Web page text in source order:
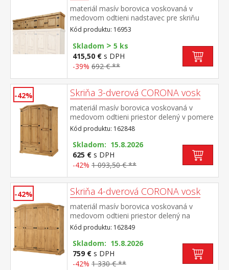
materiál masív borovica voskovaná v
medovom odtieni nadstavec pre skriňu
162819 súčasť zostavy Corona
Kód produktu: 16953
Skladom > 5 ks
415,50 € s DPH
-39% 692 € **
-42% Skriňa 3-dverová CORONA vosk
materiál masív borovica voskovaná v
medovom odtieni priestor delený v pomere
2:1 širšia časť šatníková tyč a polica na
klobúky, v spodnej časti široká
zásuvka užšia časť 3 police z toho 2
variabilné kovové ozdobné úchytky súčasť
zostavy Corona
Kód produktu: 162848
Skladom: 15.8.2026
625 € s DPH
-42% 1 093,50 € **
-42% Skriňa 4-dverová CORONA vosk
materiál masív borovica voskovaná v
medovom odtieni priestor delený na
polovice v ľavej časti šatníková tyč a polica
na klobúky v pravej časti vľavo šatníková
tyč a polica na klobúky, vpravo 3 police z
toho 2 variabilné kovové ozdobné
úchytky súčasť zostavy Corona
Kód produktu: 162849
Skladom: 15.8.2026
759 € s DPH
-42% 1 330 € **